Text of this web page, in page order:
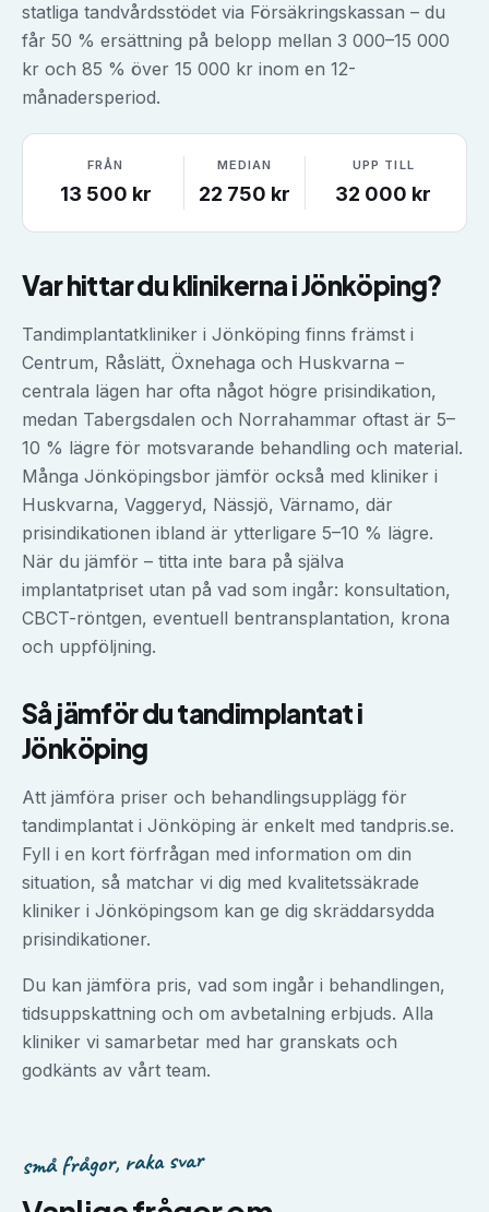
statliga tandvårdsstödet via Försäkringskassan – du
får 50 % ersättning på belopp mellan 3 000–15 000
kr och 85 % över 15 000 kr inom en 12-
månadersperiod.
FRÅN
13 500 kr
MEDIAN
22 750 kr
UPP TILL
32 000 kr
Var hittar du klinikerna iJönköping?
Tandimplantatkliniker i Jönköping finns främst i
Centrum, Råslätt, Öxnehaga och Huskvarna –
centrala lägen har ofta något högre prisindikation,
medan Tabergsdalen och Norrahammar oftast är 5–
10 % lägre för motsvarande behandling och material.
Många Jönköpingsbor jämför också med kliniker i
Huskvarna, Vaggeryd, Nässjö, Värnamo, där
prisindikationen ibland är ytterligare 5–10 % lägre.
När du jämför – titta inte bara på själva
implantatpriset utan på vad som ingår: konsultation,
CBCT-röntgen, eventuell bentransplantation, krona
och uppföljning.
Så jämför dutandimplantati
Jönköping
Att jämföra priser och behandlingsupplägg för
tandimplantat i Jönköping är enkelt med tandpris.se.
Fyll i en kort förfrågan med information om din
situation, så matchar vi dig med kvalitetssäkrade
kliniker i Jönköpingsom kan ge dig skräddarsydda
prisindikationer.
Du kan jämföra pris, vad som ingår i behandlingen,
tidsuppskattning och om avbetalning erbjuds. Alla
kliniker vi samarbetar med har granskats och
godkänts av vårt team.
små frågor, raka svar